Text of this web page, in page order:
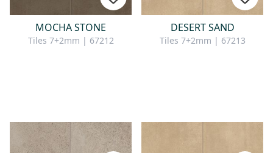
MOCHA STONE
Tiles 7+2mm | 67212
DESERT SAND
Tiles 7+2mm | 67213